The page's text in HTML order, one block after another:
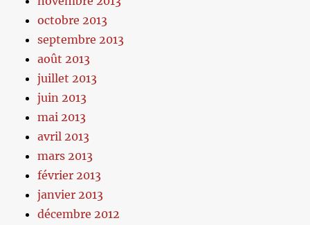
octobre 2013
septembre 2013
août 2013
juillet 2013
juin 2013
mai 2013
avril 2013
mars 2013
février 2013
janvier 2013
décembre 2012